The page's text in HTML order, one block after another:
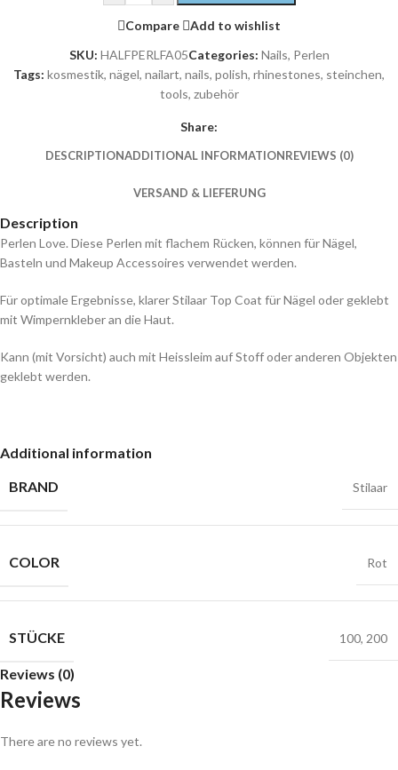
Compare
Add to wishlist
SKU: HALFPERLFA05Categories: Nails, Perlen
Tags: kosmestik, nägel, nailart, nails, polish, rhinestones, steinchen,
tools, zubehör
Share:
DESCRIPTIONADDITIONAL INFORMATIONREVIEWS (0)
VERSAND & LIEFERUNG
Description
Perlen Love. Diese Perlen mit flachem Rücken, können für Nägel,
Basteln und Makeup Accessoires verwendet werden.
Für optimale Ergebnisse, klarer Stilaar Top Coat für Nägel oder geklebt
mit Wimpernkleber an die Haut.
Kann (mit Vorsicht) auch mit Heissleim auf Stoff oder anderen Objekten
geklebt werden.
Additional information
BRAND
Stilaar
COLOR Rot
STÜCKE 100, 200
Reviews (0)
Reviews
There are no reviews yet.